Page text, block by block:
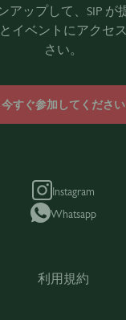
アップして、SIP が
イベントにアクセ
さい。
今すぐ参加してください
Instagram
Whatsapp
利用規約